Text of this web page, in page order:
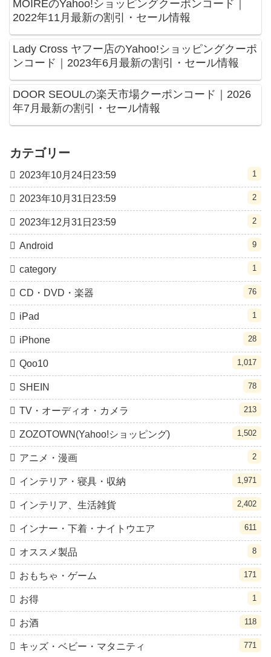
MOIREのYahoo!ショッピングクーポンコード｜
2022年11月最新の割引・セール情報
Lady Cross ヤフー店のYahoo!ショッピングクーポ
ンコード｜2023年6月最新の割引・セール情報
DOOR SEOULの楽天市場クーポンコード｜2026
年7月最新の割引・セール情報
カテゴリー
2023年10月24日23:59 1
2023年10月31日23:59 2
2023年12月31日23:59 2
Android 9
category 1
CD・DVD・楽器 76
iPad 1
iPhone 28
Qoo10 1,017
SHEIN 78
TV・オーディオ・カメラ 213
ZOZOTOWN(Yahoo!ショッピング) 1,502
アニメ・漫画 2
インテリア・寝具・収納 1,971
インテリア、生活雑貨 2,402
インナー・下着・ナイトウエア 611
オススメ製品 8
おもちゃ・ゲーム 171
お得 1
お酒 118
キッズ・ベビー・マタニティ 771